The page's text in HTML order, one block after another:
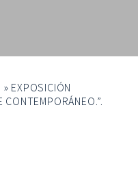
» EXPOSICIÓN
CONTEMPORÁNEO.”.